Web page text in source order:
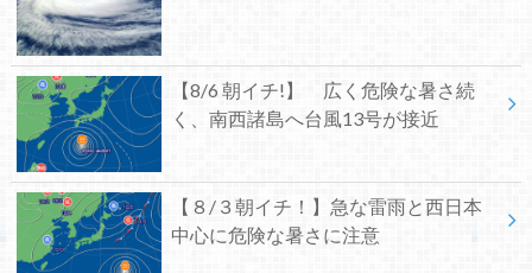
【8/6 朝イチ!】 広く危険な暑さ続
く、南西諸島へ台風13号が接近
【８/３朝イチ！】急な雷雨と西日本
中心に危険な暑さに注意